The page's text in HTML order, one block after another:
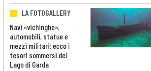
LA FOTOGALLERY
Navi «vichinghe»,
automobili, statue e
mezzi militari: ecco i
tesori sommersi del
Lago di Garda